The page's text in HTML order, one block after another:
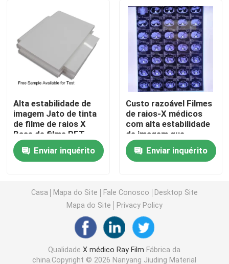
Inkjet X Ray Film
Laser X Ray Film
Filme do raio do ANIMAL DE ESTIMAÇÃO X
Filmes de tela de seda
papel da foto do rc
Filme da transferência térmica
filme térmico médico
Alta estabilidade de
imagem Jato de tinta
de filme de raios X
Base de filme PET
Custo razoável
Projetado para
soluções de imagem
Enviar inquérito
Custo razoável Filmes
de raios-X médicos
com alta estabilidade
de imagem que
fornecem imagens de
diagnóstico médico
claras e precisas
Enviar inquérito
Casa Mapa do Site Fale Conosco
Desktop Site
Mapa do Site
Privacy Policy
QualidadeX médico Ray Film Fábrica da
china.Copyright © 2026 Nanyang Jiuding Material